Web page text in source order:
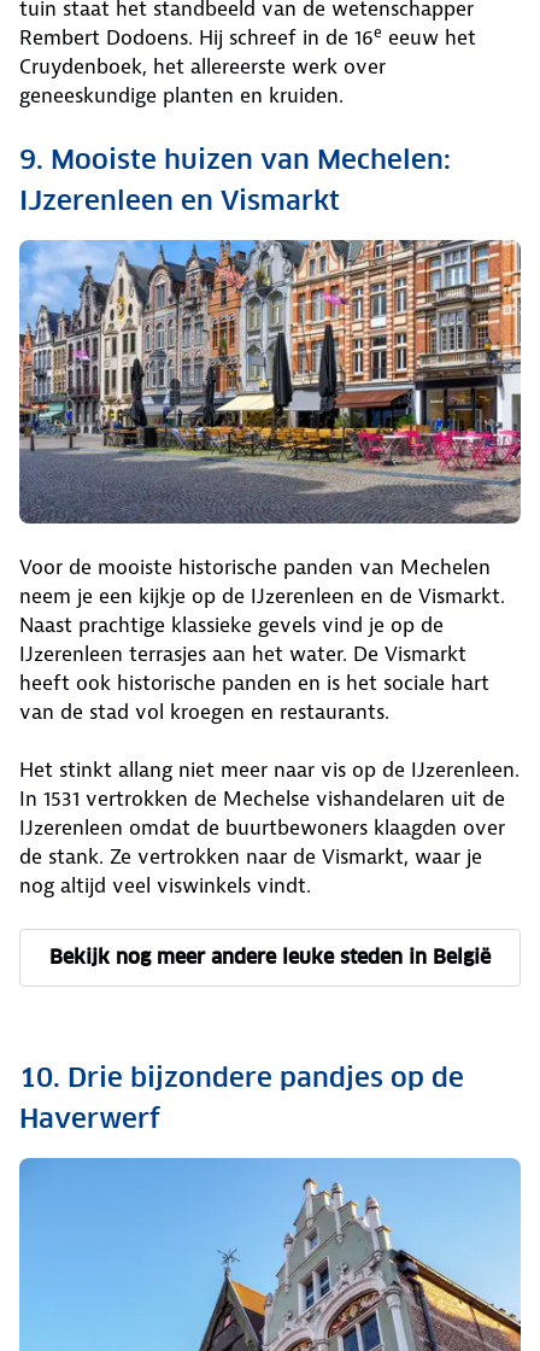
tuin staat het standbeeld van de wetenschapper
Rembert Dodoens. Hij schreef in de 16e eeuw het
Cruydenboek, het allereerste werk over
geneeskundige planten en kruiden.
9. Mooiste huizen van Mechelen:
IJzerenleen en Vismarkt
Voor de mooiste historische panden van Mechelen
neem je een kijkje op de IJzerenleen en de Vismarkt.
Naast prachtige klassieke gevels vind je op de
IJzerenleen terrasjes aan het water. De Vismarkt
heeft ook historische panden en is het sociale hart
van de stad vol kroegen en restaurants.
Het stinkt allang niet meer naar vis op de IJzerenleen.
In 1531 vertrokken de Mechelse vishandelaren uit de
IJzerenleen omdat de buurtbewoners klaagden over
de stank. Ze vertrokken naar de Vismarkt, waar je
nog altijd veel viswinkels vindt.
Bekijk nog meer andere leuke steden in België
10. Drie bijzondere pandjes op de
Haverwerf